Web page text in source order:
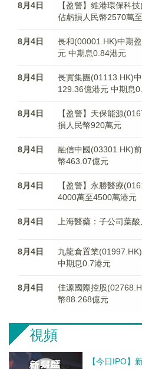
8月4日
【盈警】維港環保科
佔虧損人民幣2570萬
8月4日
長和(00001.HK)中期
元 中期息0.84港元
8月4日
長實集團(01113.HK)
129.36億港元 中期息
8月4日
【盈警】天保能源
損人民幣920萬元
8月4日
融信中國(03301.HK)
幣463.07億元
8月4日
【盈警】永勝醫療
4000萬至4500萬港元
8月4日 上海醫藥：子公司葉
8月4日
九龍倉置業
中期息0.7港元
8月4日
佳源國際控股
幣88.268億元
視頻
【今日IPO】